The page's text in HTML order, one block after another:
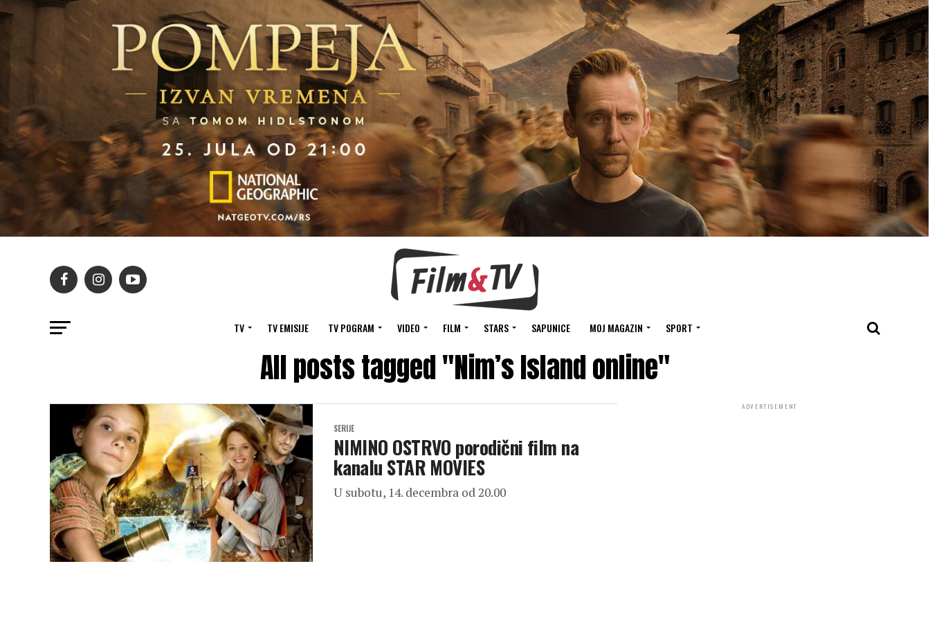
TV TV EMISIJE TV POGRAM VIDEO FILM STARS SAPUNICE MOJ MAGAZIN SPORT
All posts tagged "Nim’s Island online"
SERIJE
NIMINO OSTRVO porodični film na
kanalu STAR MOVIES
U subotu, 14. decembra od 20.00
ADVERTISEMENT